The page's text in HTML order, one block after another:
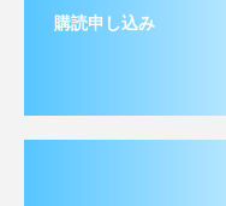
購読申し込み